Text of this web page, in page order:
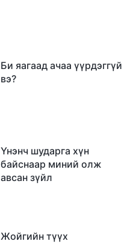
Би яагаад ачаа үүрдэггүй
вэ?
Үнэнч шударга хүн
байснаар миний олж
авсан зүйл
Жойгийн түүх